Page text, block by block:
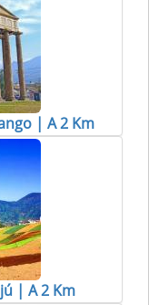
| A 2 Km
| A 2 Km